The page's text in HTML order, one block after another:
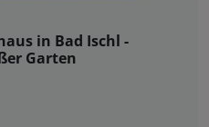
in Bad Ischl -
Garten